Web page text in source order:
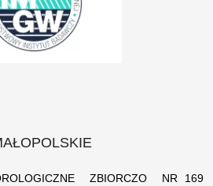
ZBIORCZO NR 169